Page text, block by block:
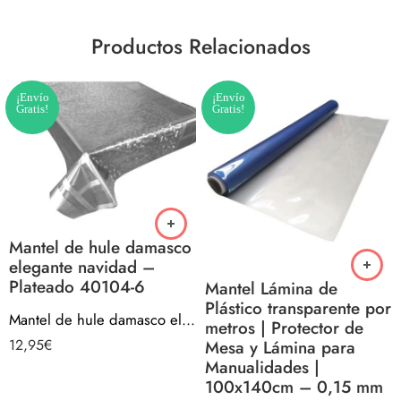
Productos Relacionados
¡Envío
Gratis!
Mantel de hule damasco
elegante navidad –
Plateado 40104-6
Mantel de hule damasco elegante navidad – Plateado 40104-6
12,95€
¡Envío
Gratis!
Mantel Lámina de
Plástico transparente por
metros | Protector de
Mesa y Lámina para
Manualidades |
100x140cm – 0,15 mm